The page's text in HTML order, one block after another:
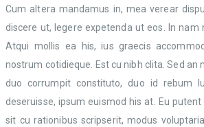
Cum altera mandamus in, mea verear
discere ut, legere expetenda ut eos. In nam
Atqui mollis ea his, ius graecis
nostrum cotidieque. Est cu nibh clita. Sed an
duo corrumpit constituto, duo id rebum
deseruisse, ipsum euismod his at. Eu
sit cu rationibus scripserit, modus